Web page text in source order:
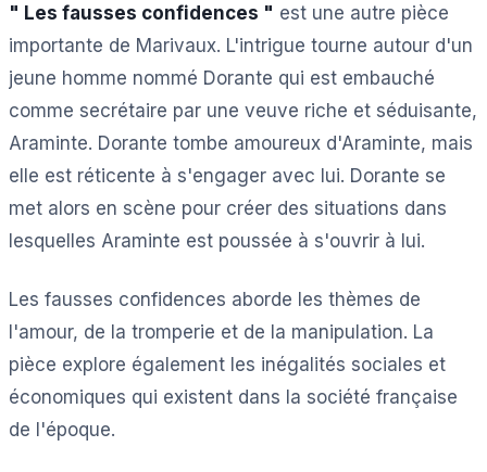
" Les fausses confidences " est une autre pièce
importante de Marivaux. L'intrigue tourne autour d'un
jeune homme nommé Dorante qui est embauché
comme secrétaire par une veuve riche et séduisante,
Araminte. Dorante tombe amoureux d'Araminte, mais
elle est réticente à s'engager avec lui. Dorante se
met alors en scène pour créer des situations dans
lesquelles Araminte est poussée à s'ouvrir à lui.
Les fausses confidences aborde les thèmes de
l'amour, de la tromperie et de la manipulation. La
pièce explore également les inégalités sociales et
économiques qui existent dans la société française
de l'époque.